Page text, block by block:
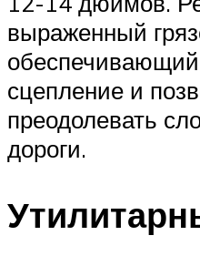
выраженный
сцепление и
преодолевать
дороги.